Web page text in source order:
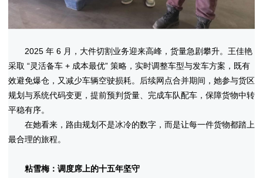
2025 年 6 月，大件切割业务迎来高峰，货量急剧攀升。王佳艳
采取 “灵活备车 + 成本最优” 策略，实时调整车型与发车方案，既有
效避免爆仓，又减少车辆空驶损耗。后续网点合并期间，她参与货区
规划与系统代码变更，提前预判货量、完成车队配车，保障货物中转
平稳有序。
在她看来，路由规划不是冰冷的数字，而是让每一件货物都踏上
最合理的旅程。
粘雪梅：调度席上的十五年坚守